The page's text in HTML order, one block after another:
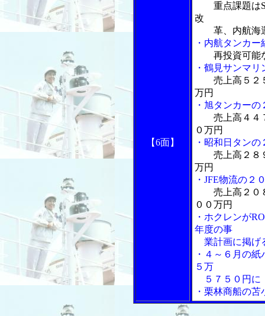
【6面】
重点課題は
改
革、内航海
・内航タンカ
再投資可能
・鶴見サンマ
売上高５２
万円
・旭タンカー
売上高４４
０万円
・昭和日タン
売上高２８
万円
・JFE物流の２
売上高２０
００万円
・ホクレンが
年度の事
業計画に掲げ
・４～６月の
５万
５７５０円に
・栗林商船の